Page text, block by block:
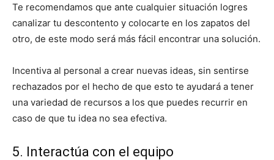
Te recomendamos que ante cualquier situación logres
canalizar tu descontento y colocarte en los zapatos del
otro, de este modo será más fácil encontrar una solución.
Incentiva al personal a crear nuevas ideas, sin sentirse
rechazados por el hecho de que esto te ayudará a tener
una variedad de recursos a los que puedes recurrir en
caso de que tu idea no sea efectiva.
5. Interactúa con el equipo